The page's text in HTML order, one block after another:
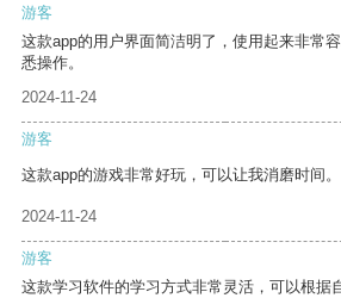
游客
这款app的用户界面简洁明了，使用起来非常
悉操作。
2024-11-24
游客
这款app的游戏非常好玩，可以让我消磨时间。
2024-11-24
游客
这款学习软件的学习方式非常灵活，可以根据